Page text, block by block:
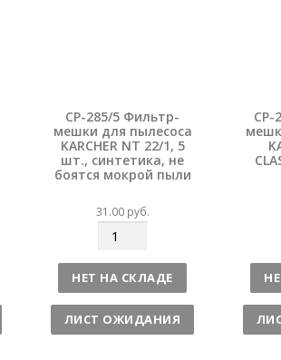
CP-285/5 Фильтр-
мешки для пылесоса
KARCHER NT 22/1, 5
шт., синтетика, не
боятся мокрой пыли
31.00 руб.
л
и
ч
е
НЕТ НА СКЛАДЕ
ЛИСТ ОЖИДАНИЯ